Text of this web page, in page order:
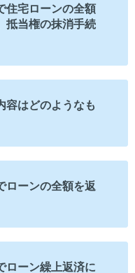
住宅ローンの全額
抵当権の抹消手続
容はどのようなも
ローンの全額を返
ローン繰上返済に